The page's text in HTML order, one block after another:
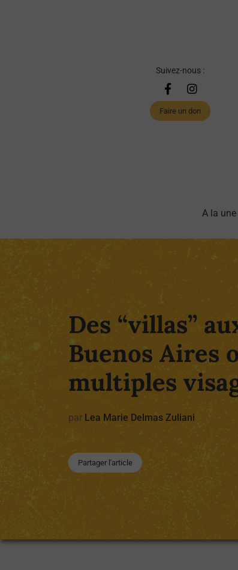
Suivez-nous :
Faire un don
A la une
Des “villas”
Buenos Aires
multiples
par Lea Marie Delmas Zuliani
Partager l'article